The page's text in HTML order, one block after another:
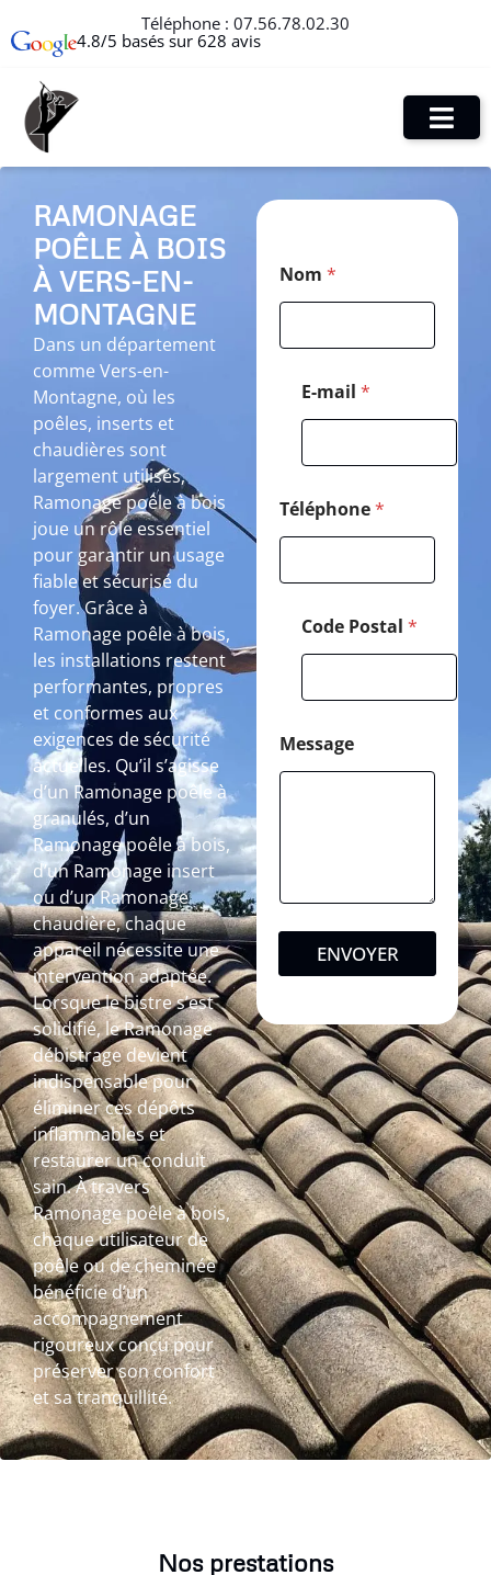
Téléphone : 07.56.78.02.30
4.8/5 basés sur 628 avis
RAMONAGE
POÊLE À BOIS
À VERS-EN-
MONTAGNE
Dans un département
comme Vers-en-
Montagne, où les
poêles, inserts et
chaudières sont
largement utilisés,
Ramonage poêle à bois
joue un rôle essentiel
pour garantir un usage
fiable et sécurisé du
foyer. Grâce à
Ramonage poêle à bois,
les installations restent
performantes, propres
et conformes aux
exigences de sécurité
actuelles. Qu’il s’agisse
d’un Ramonage poêle à
granulés, d’un
Ramonage poêle à bois,
d’un Ramonage insert
ou d’un Ramonage
chaudière, chaque
appareil nécessite une
intervention adaptée.
Lorsque le bistre s’est
solidifié, le Ramonage
débistrage devient
indispensable pour
éliminer ces dépôts
inflammables et
restaurer un conduit
sain. À travers
Ramonage poêle à bois,
chaque utilisateur de
poêle ou de cheminée
bénéficie d’un
accompagnement
rigoureux conçu pour
préserver son confort
et sa tranquillité.
Nom *
E-mail *
Téléphone*
Code Postal *
Message
ENVOYER
Nos prestations